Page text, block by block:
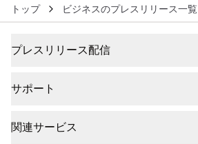
トップ ビジネスのプレスリリース一覧
プレスリリース配信
サポート
関連サービス